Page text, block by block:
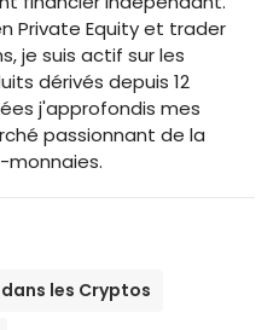
Private Equity et trader
je suis actif sur les
dérivés depuis 12
j'approfondis mes
passionnant de la
les Cryptos